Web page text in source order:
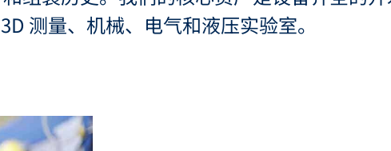
测量、机械、电气和液压实验室。